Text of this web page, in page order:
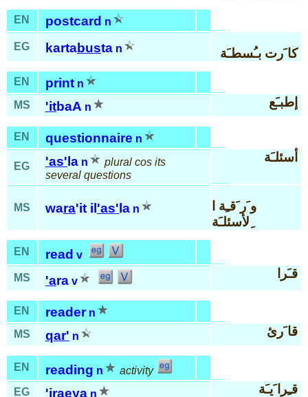
EN postcard n
EG kartabusta n كا َرت بـُسطـَة
EN print n
MS
'itbaA n إطبـَع
EN questionnaire n
EG 'as' la n
plural cos its
several questions
أسئلـَة
MS wara'it il 'as' la n
و َر َقـِة ا
ِلأسئلـَة
EN read v
MS
'ara v
قـَرا
EN reader n
MS
qar' n قا َرئ
EN reading n
activity
EG
'iraeya n قـِرا َيـَة